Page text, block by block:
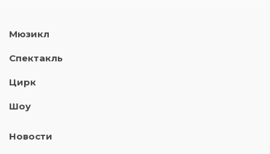
Мюзикл
Спектакль
Цирк
Шоу
Новости